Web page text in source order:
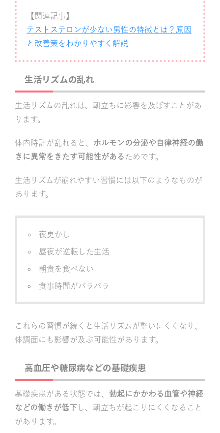
【関連記事】
テストステロンが少ない男性の特徴とは？原因
と改善策をわかりやすく解説
生活リズムの乱れ
生活リズムの乱れは、朝立ちに影響を及ぼすことがあ
ります。
体内時計が乱れると、 ホルモンの分泌や自律神経の働
きに異常をきたす可能性があるためです。
生活リズムが崩れやすい習慣には以下のようなものが
あります。
夜更かし
昼夜が逆転した生活
朝食を食べない
食事時間がバラバラ
これらの習慣が続くと生活リズムが整いにくくなり、
体調面にも影響が及ぶ可能性があります。
高血圧や糖尿病などの基礎疾患
基礎疾患がある状態では、 勃起にかかわる血管や神経
などの働きが低下 し、朝立ちが起こりにくくなること
があります。